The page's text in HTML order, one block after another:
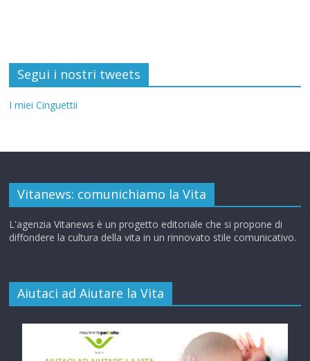
Segui i nostri tweets
I miei Cinguettii
Vitanews: comunichiamo la Vita
L'agenzia Vitanews è un progetto editoriale che si propone di
diffondere la cultura della vita in un rinnovato stile comunicativo.
Aiutaci ad Aiutare la Vita